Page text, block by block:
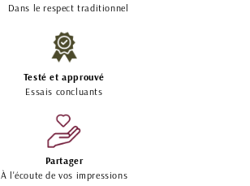
Dans le respect traditionnel
Testé et approuvé
Essais concluants
Partager
À l'écoute de vos impressions